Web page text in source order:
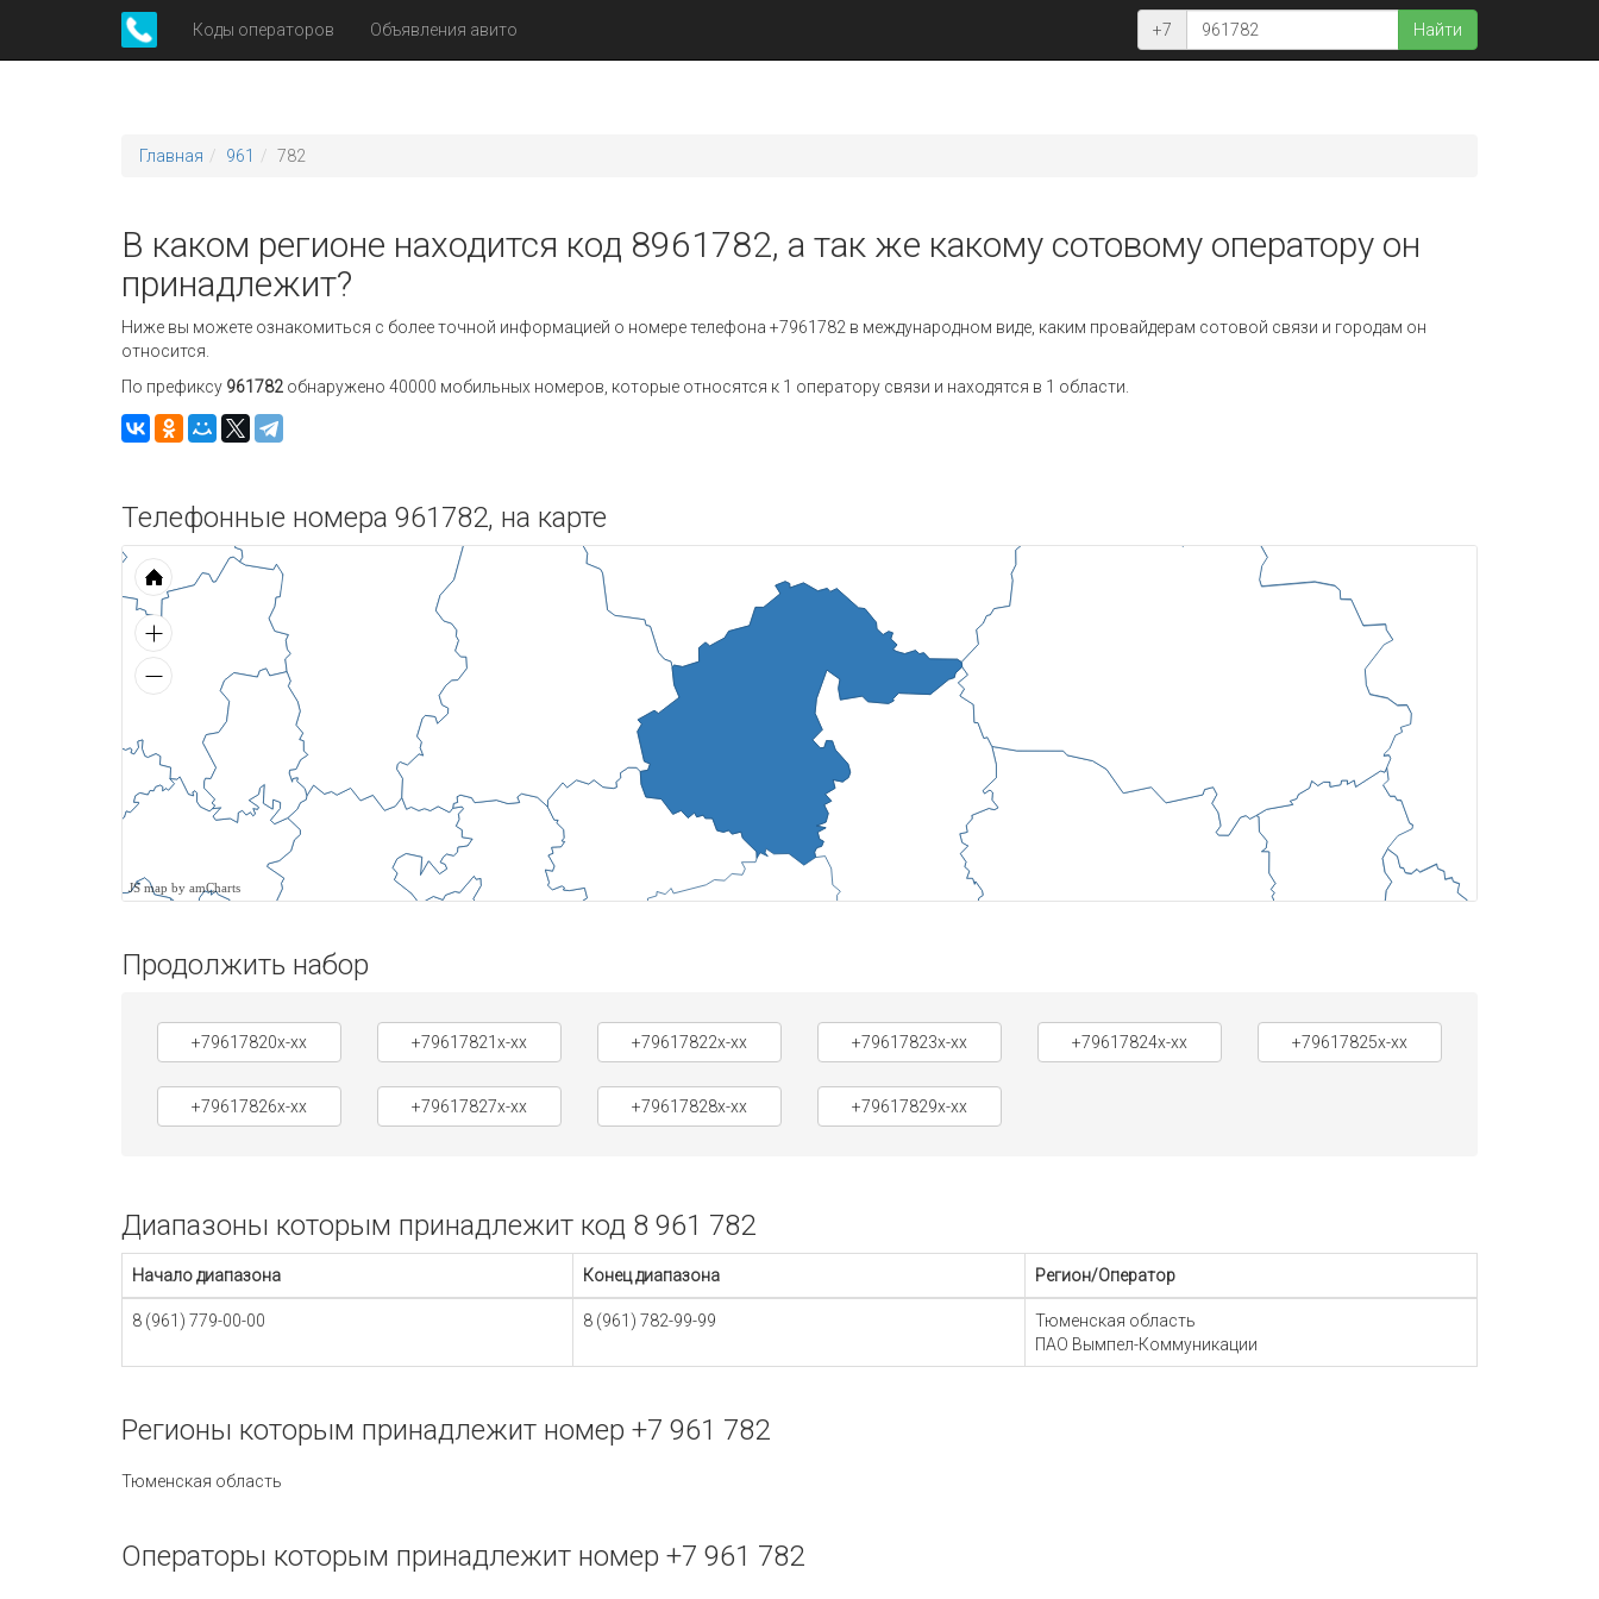
Коды операторов Объявления авито +7 Найти
Главная 961 782
В каком регионе находится код 8961782, а так же какому сотовому оператору он
принадлежит?
Ниже вы можете ознакомиться с более точной информацией о номере телефона +7961782 в международном виде, каким провайдерам сотовой связи и городам он
относится.
По префиксу 961782 обнаружено 40000 мобильных номеров, которые относятся к 1 оператору связи и находятся в 1 области.
Телефонные номера 961782, на карте
JS map by amCharts
Продолжить набор
+79617820x-xx +79617821x-xx +79617822x-xx +79617823x-xx +79617824x-xx +79617825x-xx
+79617826x-xx +79617827x-xx +79617828x-xx +79617829x-xx
Диапазоны которым принадлежит код 8 961 782
Начало диапазона Конец диапазона Регион/Оператор
8 (961) 779-00-00 8 (961) 782-99-99
Тюменская область
ПАО Вымпел-Коммуникации
Регионы которым принадлежит номер +7 961 782
Тюменская область
Операторы которым принадлежит номер +7 961 782